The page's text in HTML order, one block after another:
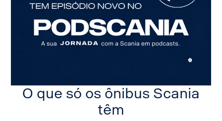
O que só os ônibus Scania
têm